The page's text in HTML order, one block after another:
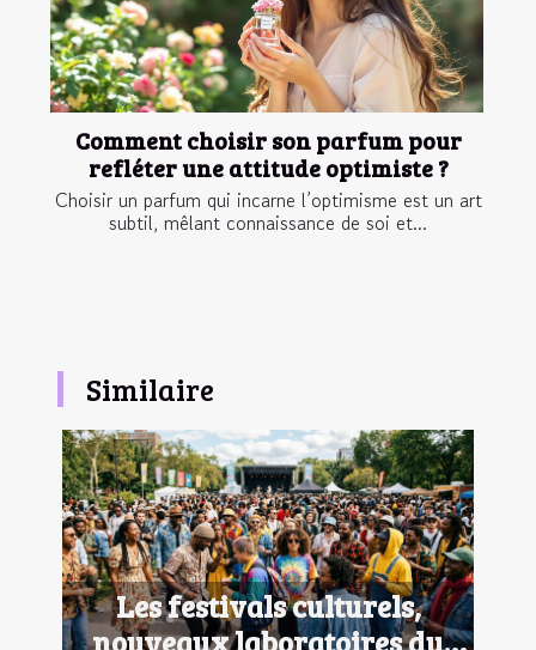
Comment choisir son parfum pour
refléter une attitude optimiste ?
Choisir un parfum qui incarne l’optimisme est un art
subtil, mêlant connaissance de soi et...
Similaire
Les festivals culturels,
nouveaux laboratoires du